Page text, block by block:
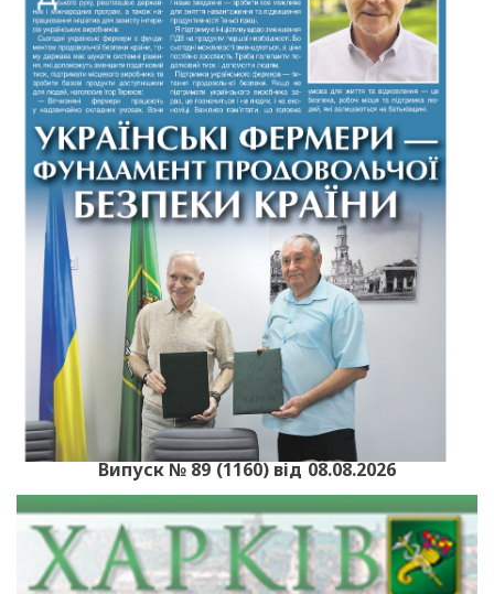
Випуск № 89 (1160) від 08.08.2026